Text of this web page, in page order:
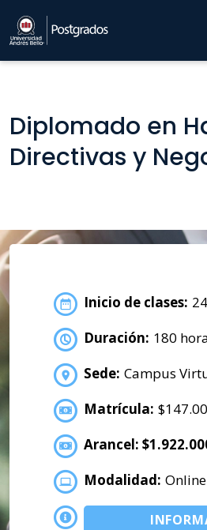
Diplomado en
Directivas y
Inicio de clases:
Duración: 180
Sede: Campus
Matrícula:
Arancel:
Modalidad: Online